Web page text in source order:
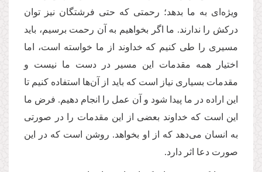
ویژه‌ای به ما بدهد؛ رحمتی که حتی فرشتگان نیز توان
درکش را ندارند. ما اگر بخواهیم به آن رحمت برسیم، باید
مسیری را طی کنیم که خداوند از ما خواسته است، اما
اختیار همه مقدمات این مسیر در دست ما نیست و
مقدمات بسیاری نیاز است که باید از آن‌ها استفاده کنیم تا
این اراده در ما پیدا شود و آن عمل را انجام دهیم. فرض ما
این است که خداوند بعضی از این مقدمات را در صورتی
به انسان می‌دهد که از او بخواهد. روشن است که در این
صورت دعا اثر دارد.